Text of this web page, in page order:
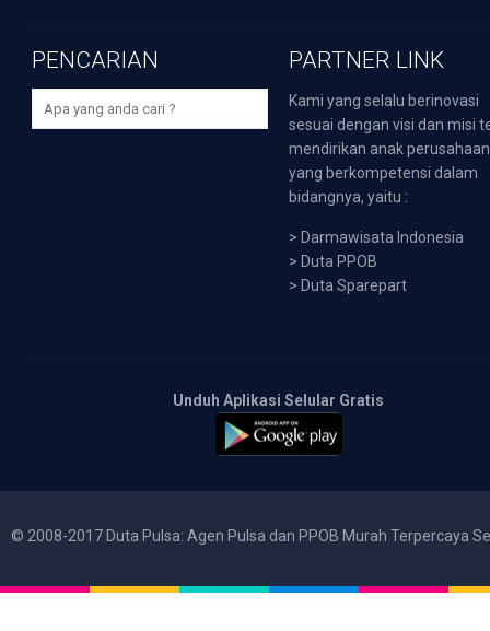
PENCARIAN PARTNER LINK
Kami yang selalu berinovasi
sesuai dengan visi dan misi
mendirikan anak perusahaan
yang berkompetensi dalam
bidangnya, yaitu :
> Darmawisata Indonesia
> Duta PPOB
> Duta Sparepart
Unduh Aplikasi Selular Gratis
© 2008-2017 Duta Pulsa: Agen Pulsa dan PPOB Murah Terpercaya